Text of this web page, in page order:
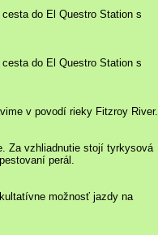
do El Questro Station s
do El Questro Station s
v povodí rieky Fitzroy River.
Za vzhliadnutie stojí tyrkysová
perál.
možnosť jazdy na